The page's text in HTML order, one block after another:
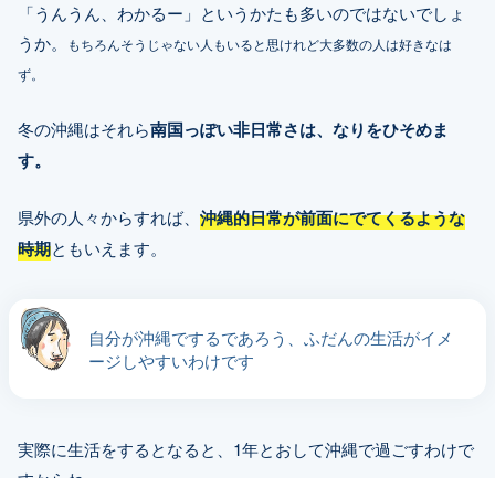
「うんうん、わかるー」というかたも多いのではないでしょ
うか。
もちろんそうじゃない人もいると思けれど大多数の人は好きなは
ず。
冬の沖縄はそれら南国っぽい非日常さは、なりをひそめま
す。
県外の人々からすれば、 沖縄的日常が前面にでてくるような
時期ともいえます。
自分が沖縄でするであろう、ふだんの生活がイメ
ージしやすいわけです
実際に生活をするとなると、1年とおして沖縄で過ごすわけで